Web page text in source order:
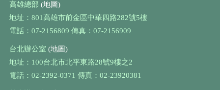
高雄總部 (地圖)
地址：801高雄市前金區中華四路282號5樓
電話：07-2156809 傳真：07-2156909
台北辦公室 (地圖)
地址：100台北市北平東路28號9樓之2
電話：02-2392-0371 傳真：02-23920381